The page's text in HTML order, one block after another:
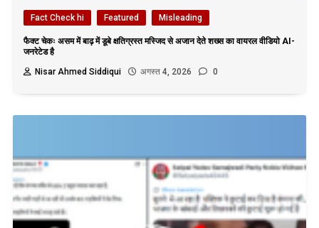
Fact Check hi Featured Misleading
फैक्ट चेकः असम में बाढ़ में डूबे क्षतिग्रस्त मस्जिद से अजान देते शख्स का वायरल वीडियो AI-
जनरेटेड है
Nisar Ahmed Siddiqui
अगस्त 4, 2026 0